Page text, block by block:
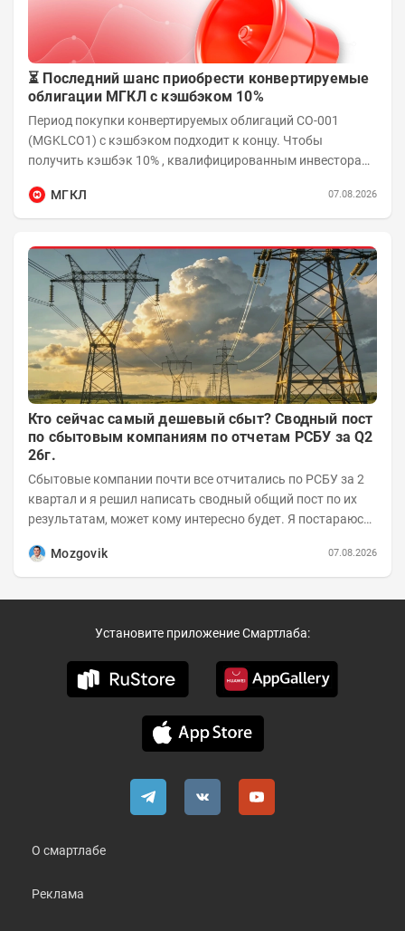
⏳ Последний шанс приобрести конвертируемые
облигации МГКЛ с кэшбэком 10%
Период покупки конвертируемых облигаций СО-001
(MGKLCO1) с кэшбэком подходит к концу. Чтобы
получить кэшбэк 10% , квалифицированным инвесторам
МГКЛ
07.08.2026
Кто сейчас самый дешевый сбыт? Сводный пост
по сбытовым компаниям по отчетам РСБУ за Q2
26г.
Сбытовые компании почти все отчитались по РСБУ за 2
квартал и я решил написать сводный общий пост по их
результатам, может кому интересно будет. Я постараюсь
Mozgovik
07.08.2026
Установите приложение Смартлаба:
О смартлабе
Реклама